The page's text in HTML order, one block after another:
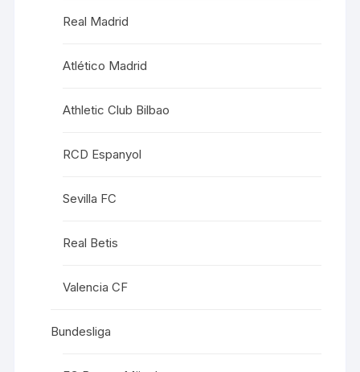
Real Madrid
Atlético Madrid
Athletic Club Bilbao
RCD Espanyol
Sevilla FC
Real Betis
Valencia CF
Bundesliga